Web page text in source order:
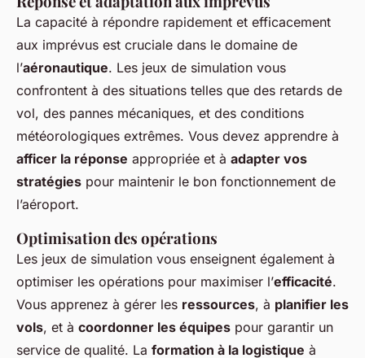
La capacité à répondre rapidement et efficacement
aux imprévus est cruciale dans le domaine de
l’aéronautique. Les jeux de simulation vous
confrontent à des situations telles que des retards de
vol, des pannes mécaniques, et des conditions
météorologiques extrêmes. Vous devez apprendre à
afficer la réponse appropriée et à adapter vos
stratégies pour maintenir le bon fonctionnement de
l’aéroport.
Optimisation des opérations
Les jeux de simulation vous enseignent également à
optimiser les opérations pour maximiser l’efficacité.
Vous apprenez à gérer les ressources, à planifier les
vols, et à coordonner les équipes pour garantir un
service de qualité. La formation à la logistique à